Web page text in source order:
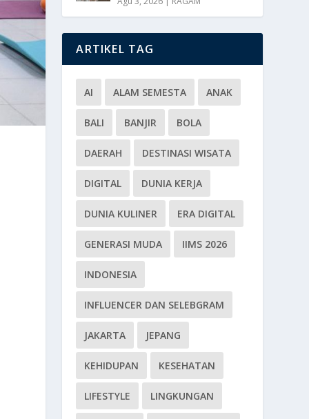
ARTIKEL TAG
AI ALAM SEMESTA ANAK
BALI BANJIR BOLA
DAERAH DESTINASI WISATA
DIGITAL DUNIA KERJA
DUNIA KULINER ERA DIGITAL
GENERASI MUDA IIMS 2026
INDONESIA
INFLUENCER DAN SELEBGRAM
JAKARTA JEPANG
KEHIDUPAN KESEHATAN
LIFESTYLE LINGKUNGAN